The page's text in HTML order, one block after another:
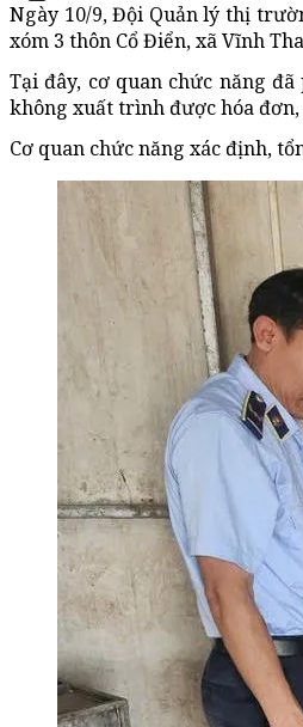
Ngày 10/9, Đội Quản lý thị
xóm 3 thôn Cổ Điển, xã Vĩnh
Tại đây, cơ quan chức năng
không xuất trình được hóa
Cơ quan chức năng xác định,